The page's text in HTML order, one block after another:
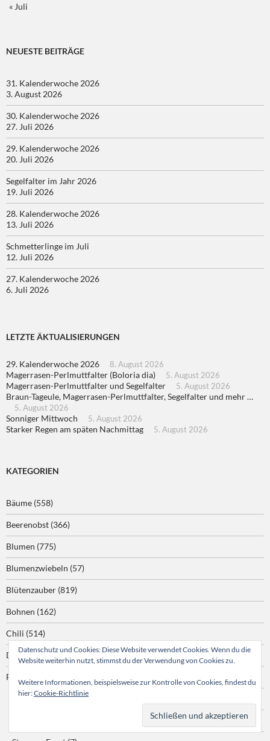
« Juli
NEUESTE BEITRÄGE
31. Kalenderwoche 2026
3. August 2026
30. Kalenderwoche 2026
27. Juli 2026
29. Kalenderwoche 2026
20. Juli 2026
Segelfalter im Jahr 2026
19. Juli 2026
28. Kalenderwoche 2026
13. Juli 2026
Schmetterlinge im Juli
12. Juli 2026
27. Kalenderwoche 2026
6. Juli 2026
LETZTE ÄKTUALISIERUNGEN
29. Kalenderwoche 2026 8. August 2026
Magerrasen-Perlmuttfalter (Boloria dia) 5. August 2026
Magerrasen-Perlmuttfalter und Segelfalter 5. August 2026
Braun-Tageule, Magerrasen-Perlmuttfalter, Segelfalter und mehr …
5. August 2026
Sonniger Mittwoch 5. August 2026
Starker Regen am späten Nachmittag 5. August 2026
KATEGORIEN
Bäume (558)
Beerenobst (366)
Blumen (775)
Blumenzwiebeln (57)
Blütenzauber (819)
Bohnen (162)
Chili (514)
Drumherum(123)
Frost
Bodenfrost(1)
Datenschutz und Cookies: Diese Website verwendet Cookies. Wenn du die
Website weiterhin nutzt, stimmst du der Verwendung von Cookies zu.
Weitere Informationen, beispielsweise zur Kontrolle von Cookies, findest du
hier:Cookie-Richtlinie